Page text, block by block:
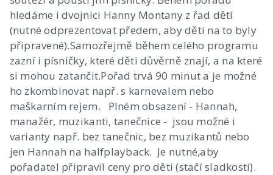
hledáme i dvojnici Hanny Montany z řad dětí
(nutné odprezentovat předem, aby děti na to byly
připravené).Samozřejmě během celého programu
zazní i písničky, které děti důvěrně znají, a na které
si mohou zatančit.Pořad trvá 90 minut a je možné
ho zkombinovat např. s karnevalem nebo
maškarním rejem. Plném obsazení - Hannah,
manažér, muzikanti, tanečnice - jsou možné i
varianty např. bez tanečnic, bez muzikantů nebo
jen Hannah na halfplayback. Je nutné,aby
pořadatel připravil ceny pro děti (stačí sladkosti).